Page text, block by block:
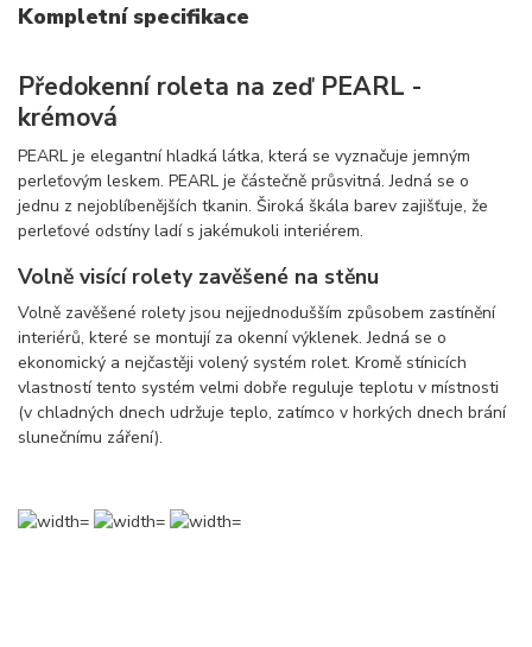
Kompletní specifikace
Předokenní roleta na zeď PEARL -
krémová
PEARL je elegantní hladká látka, která se vyznačuje jemným
perleťovým leskem. PEARL je částečně průsvitná. Jedná se o
jednu z nejoblíbenějších tkanin. Široká škála barev zajišťuje, že
perleťové odstíny ladí s jakémukoli interiérem.
Volně visící rolety zavěšené na stěnu
Volně zavěšené rolety jsou nejjednodušším způsobem zastínění
interiérů, které se montují za okenní výklenek. Jedná se o
ekonomický a nejčastěji volený systém rolet. Kromě stínicích
vlastností tento systém velmi dobře reguluje teplotu v místnosti
(v chladných dnech udržuje teplo, zatímco v horkých dnech brání
slunečnímu záření).